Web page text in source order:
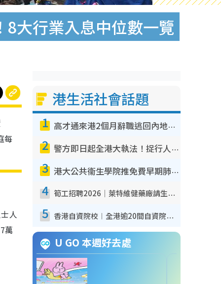
大行業入息中位數一覽
每
人
萬
港生活社會話題
1 高才通來港2個月辭職逃回內地！控訴港企3宗罪 歎微管理極窒息
2 警方即日起全港大執法！捉行人亂過馬路+司機不專注駕駛！亂過馬路罰$2000
3 港大公共衞生學院推免費早期肺癌篩查！合資格人士將獲全額資助定期血液化驗／電腦斷層掃描／風險評估
4 筍工招聘2026｜萊特維健藥廠請生產操作員！月薪高達$1.7萬 冷氣廠房/五天工作/保證雙糧
5 香港自資院校︱全港逾20間自資院校課程報名攻略 留位費可退/申請日期/報名連結
U GO 本週好去處